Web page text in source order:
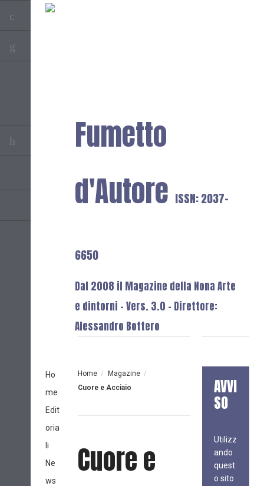
Fumetto
d'Autore ISSN: 2037-
6650
Dal 2008 il Magazine della Nona Arte
e dintorni - Vers. 3.0 - Direttore:
Alessandro Bottero
Home / Magazine /
Cuore e Acciaio
Cuore e
AVVI
SO
Utilizz
ando
quest
o sito
Ho
me
Edit
oria
li
Ne
ws